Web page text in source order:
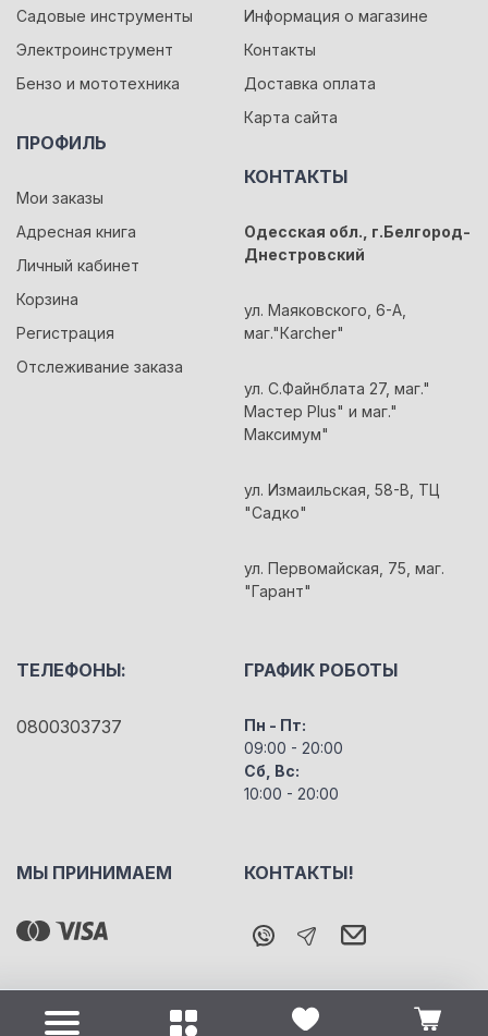
Садовые инструменты
Электроинструмент
Бензо и мототехника
ПРОФИЛЬ
Мои заказы
Адресная книга
Личный кабинет
Корзина
Регистрация
Отслеживание заказа
Информация о магазине
Контакты
Доставка оплата
Карта сайта
КОНТАКТЫ
Одесская обл., г.Белгород-
Днестровский
ул. Маяковского, 6-А,
маг."Кarcher"
ул. С.Файнблата 27, маг."
Мастер Plus" и маг."
Максимум"
ул. Измаильская, 58-В, ТЦ
"Садко"
ул. Первомайская, 75, маг.
"Гарант"
ТЕЛЕФОНЫ:
0800303737
ГРАФИК РОБОТЫ
Пн - Пт:
09:00 - 20:00
Сб, Вс:
10:00 - 20:00
МЫ ПРИНИМАЕМ КОНТАКТЫ!